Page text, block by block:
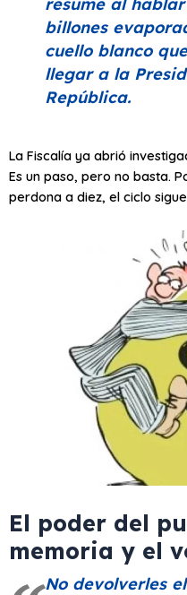
billones
cuello blanco
llegar a la
República.
La Fiscalía ya abrió
Es un paso, pero no basta.
perdona a diez, el ciclo
El poder del
memoria y el
No devolverles